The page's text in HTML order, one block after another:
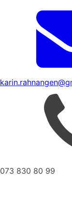
073 830 80 99